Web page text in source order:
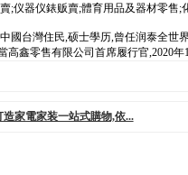
;仪器仪錶贩賣;體育用品及器材零
國台灣住民,硕士學历,曾任润泰全
高鑫零售有限公司首席履行官,2020
家電家装一站式購物,依...